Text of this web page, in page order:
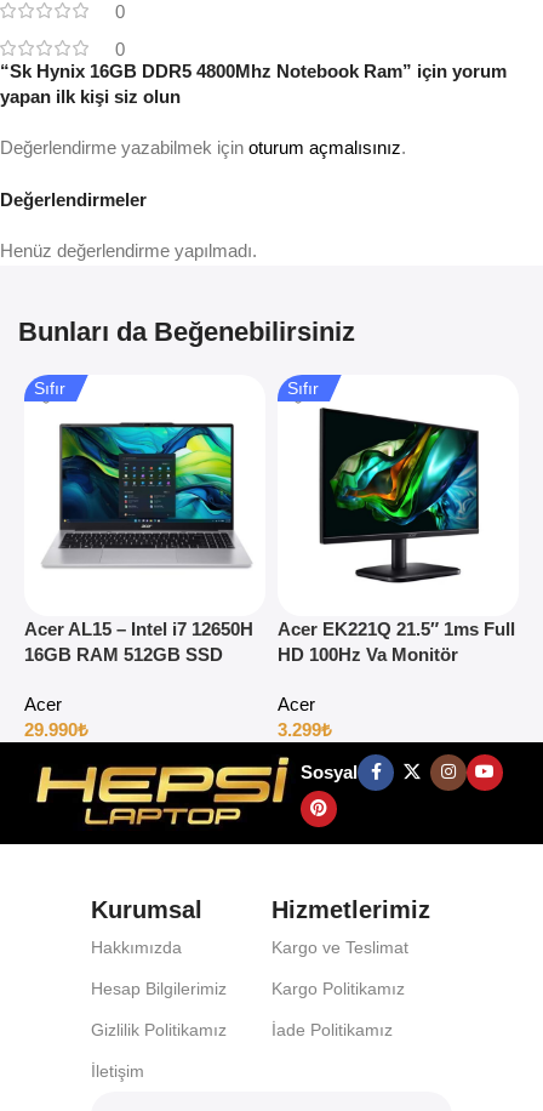
0
0
Değerlendirmeler
Henüz değerlendirme yapılmadı.
“Sk Hynix 16GB DDR5 4800Mhz Notebook Ram” için yorum
yapan ilk kişi siz olun
Değerlendirme yazabilmek için oturum açmalısınız.
Bunları da Beğenebilirsiniz
Sıfır
Acer AL15 – Intel i7 12650H
16GB RAM 512GB SSD
Acer
29.990₺
Sıfır
Acer EK221Q 21.5″ 1ms Full
HD 100Hz Va Monitör
Acer
3.299₺
Sosyal
Kurumsal
Hakkımızda
Hesap Bilgilerimiz
Gizlilik Politikamız
İletişim
Hizmetlerimiz
Kargo ve Teslimat
Kargo Politikamız
İade Politikamız